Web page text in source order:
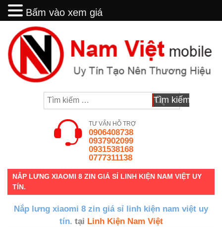
content
TƯ VẤN HỖ TRỢ
0906408738
0937902099
0931538168
0777311138
NẮP LƯNG XIAOMI 8 ZIN GIÁ SỈ LINH KIỆN NAM VIỆT UY
TÍN.
Nắp lưng xiaomi 8 zin giá sỉ linh kiện nam việt uy
tín. tại Linh Kiện Nam Việt
Bấm vào xem giá
Bấm vào xem giá